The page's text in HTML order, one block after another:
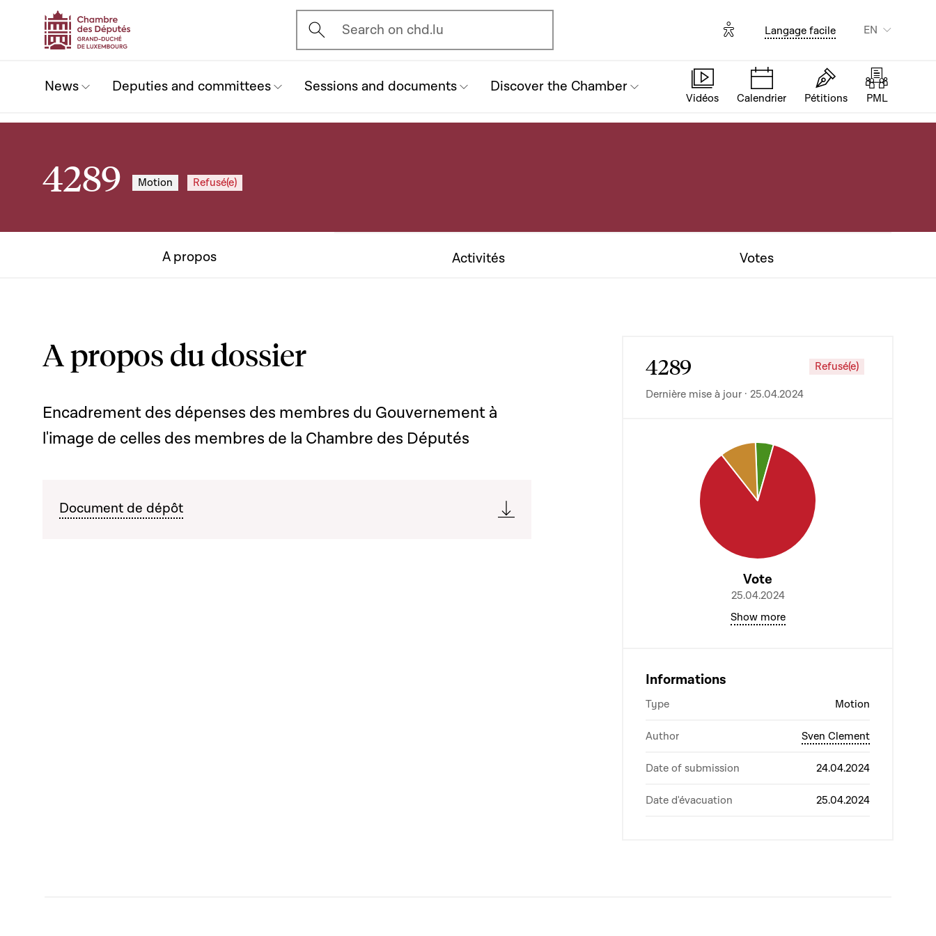
Ouvrir l'écran de recherche
Search on chd.lu Options d'accessibilité
Langage facile EN
News Deputies and committees Sessions and documents Discover the Chamber
Vidéos Calendrier Pétitions PML
4289 Motion Refusé(e)
A propos Activités Votes
A propos du dossier
Encadrement des dépenses des membres du Gouvernement à
l'image de celles des membres de la Chambre des Députés
Document de dépôt
4289 Refusé(e)
Dernière mise à jour · 25.04.2024
Vote
25.04.2024
Show more
Informations
Type Motion
Author Sven Clement
Date of submission 24.04.2024
Date d'évacuation 25.04.2024